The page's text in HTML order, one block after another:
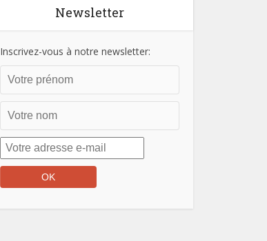
Newsletter
Inscrivez-vous à notre newsletter: